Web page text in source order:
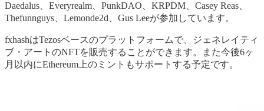
Daedalus、Everyrealm、PunkDAO、KRPDM、Casey Reas、
Thefunnguys、Lemonde2d、Gus Leeが参加しています。
fxhashはTezosベースのプラットフォームで、ジェネレイティ
ブ・アートのNFTを販売することができます。また今後6ヶ
月以内にEthereum上のミントもサポートする予定です。